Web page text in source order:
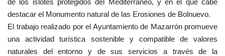
de los islotes protegidos del Mediterráneo, y en el que cabe
destacar el Monumento natural de las Erosiones de Bolnuevo.
El trabajo realizado por el Ayuntamiento de Mazarrón promueve
una actividad turística sostenible y compatible de valores
naturales del entorno y de sus servicios a través de la